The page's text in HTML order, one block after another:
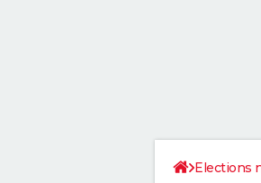
Elections